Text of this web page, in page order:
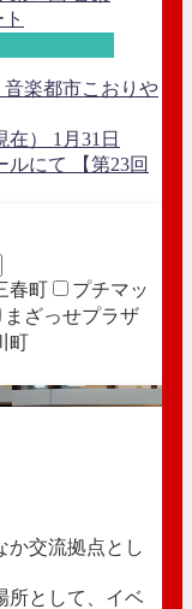
音楽都市こおりや
） 1月31日
ルにて 【第23回
春町
プチマッ
まざっせプラザ
町
か交流拠点とし
所として、イベ